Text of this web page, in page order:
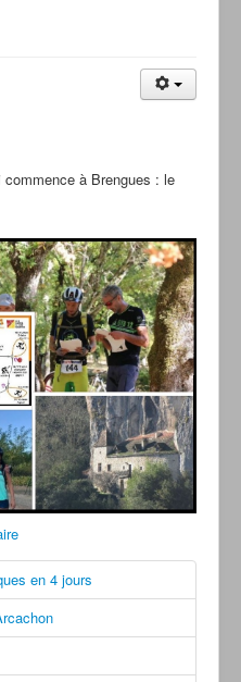
à Brengues : le
en 4 jours